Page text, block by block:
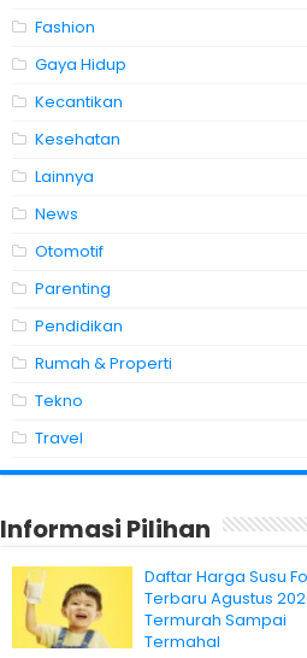
Fashion
Gaya Hidup
Kecantikan
Kesehatan
Lainnya
News
Otomotif
Parenting
Pendidikan
Rumah & Properti
Tekno
Travel
Informasi Pilihan
Daftar Harga Susu
Terbaru Agustus
Termurah Sampai
Termahal